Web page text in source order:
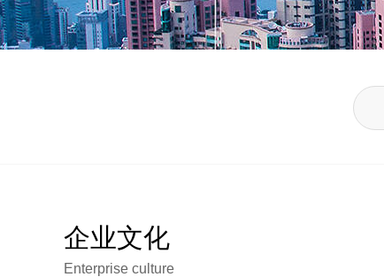
企业文化
Enterprise culture